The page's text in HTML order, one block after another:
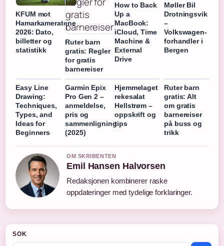
KFUM mot
Hamarkameratene
2026: Dato,
billetter og
statistikk
Ruter barn
gratis: Regler
for gratis
barnereiser
How to Back
Up a
MacBook:
iCloud, Time
Machine &
External
Drive
Møller Bil
Drotningsvik
–
Volkswagen-
forhandler i
Bergen
Easy Line
Drawing:
Techniques,
Types, and
Ideas for
Beginners
Garmin Epix
Pro Gen 2 –
anmeldelse,
pris og
sammenligning
(2025)
Hjemmelaget
rekesalat
Hellstrøm –
oppskrift og
tips
Ruter barn
gratis: Alt
om gratis
barnereiser
på buss og
trikk
OM SKRIBENTEN
Emil Hansen Halvorsen
Redaksjonen kombinerer raske
oppdateringer med tydelige forklaringer.
SOK